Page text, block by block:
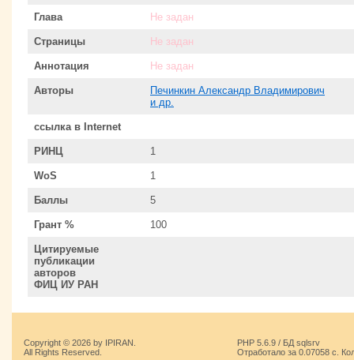
Глава Не задан
Страницы Не задан
Аннотация Не задан
Авторы
Печинкин Александр Владимирович
и др.
ссылка в Internet
РИНЦ 1
WoS 1
Баллы 5
Грант % 100
Цитируемые
публикации
авторов
ФИЦ ИУ РАН
Copyright © 2026 by IPIRAN.
All Rights Reserved.
PHP 5.6.9 / БД sqlsrv
Отработало за 0.07058 с.